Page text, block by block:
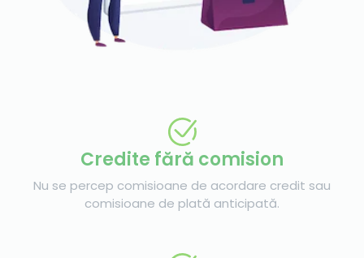
Credite fără comision
Nu se percep comisioane de acordare credit sau
comisioane de plată anticipată.